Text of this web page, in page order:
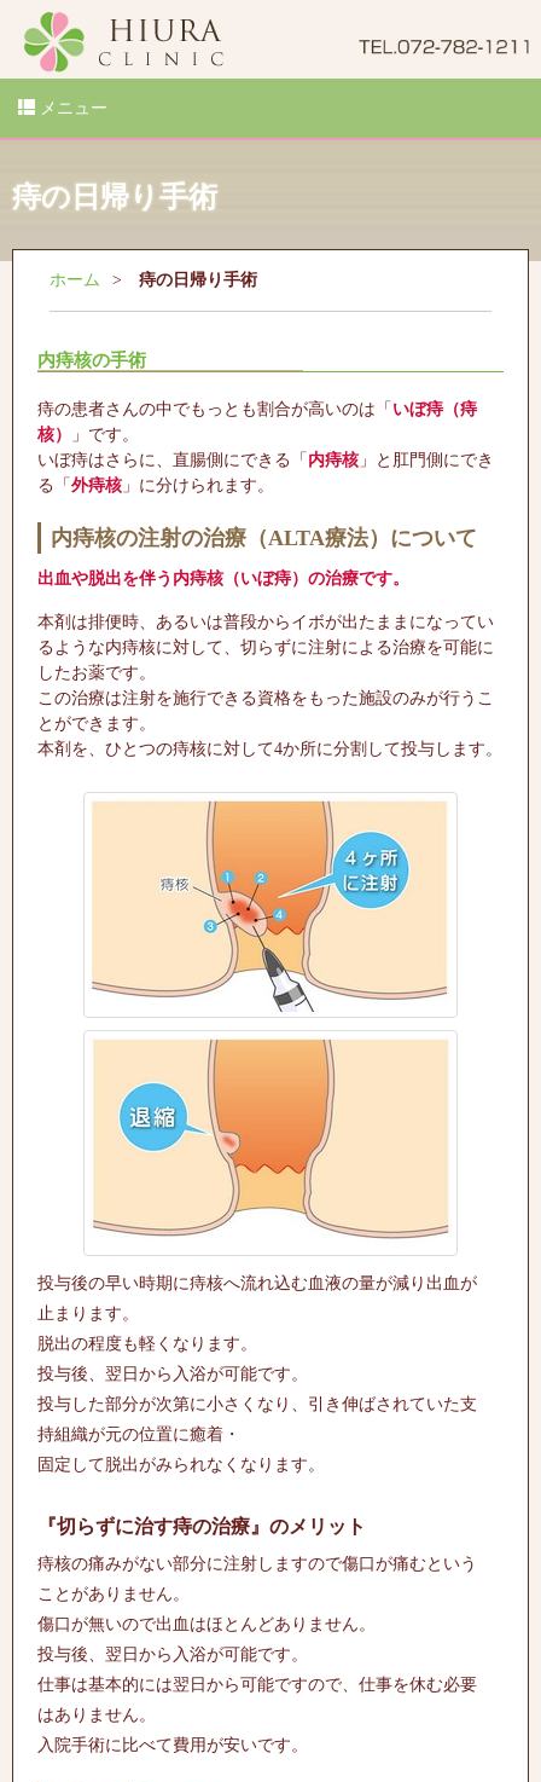
メニュー
痔の日帰り手術
ホーム 痔の日帰り手術
内痔核の手術
痔の患者さんの中でもっとも割合が高いのは「 いぼ痔（痔
核）
」です。
いぼ痔はさらに、直腸側にできる「 内痔核 」と肛門側にでき
る「 外痔核 」に分けられます。
内痔核の注射の治療（ALTA療法）について
出血や脱出を伴う内痔核（いぼ痔）の治療です。
本剤は排便時、あるいは普段からイボが出たままになってい
るような内痔核に対して、切らずに注射による治療を可能に
したお薬です。
この治療は注射を施行できる資格をもった施設のみが行うこ
とができます。
本剤を、ひとつの痔核に対して4か所に分割して投与します。
投与後の早い時期に痔核へ流れ込む血液の量が減り出血が
止まります。
脱出の程度も軽くなります。
投与後、翌日から入浴が可能です。
投与した部分が次第に小さくなり、引き伸ばされていた支
持組織が元の位置に癒着・
固定して脱出がみられなくなります。
『切らずに治す痔の治療』のメリット
痔核の痛みがない部分に注射しますので傷口が痛むという
ことがありません。
傷口が無いので出血はほとんどありません。
投与後、翌日から入浴が可能です。
仕事は基本的には翌日から可能ですので、仕事を休む必要
はありません。
入院手術に比べて費用が安いです。